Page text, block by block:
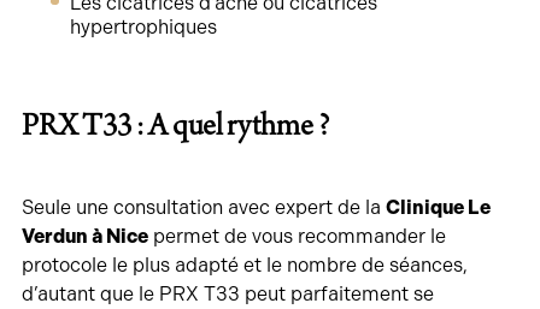
hypertrophiques
PRX T33 : A quel rythme ?
Seule une consultation avec expert de la Clinique Le
Verdun à Nicepermet de vous recommander le
protocole le plus adapté et le nombre de séances,
d’autant que le PRX T33 peut parfaitement se